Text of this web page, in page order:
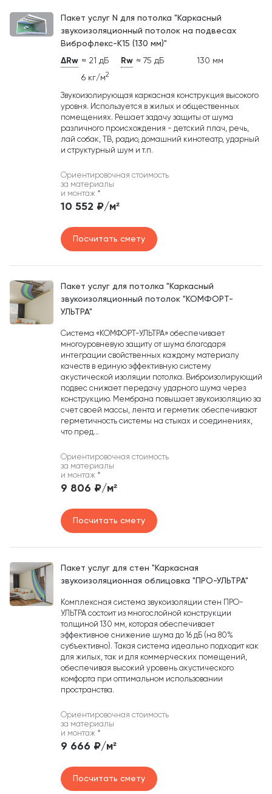
Пакет услуг N для потолка "Каркасный
звукоизоляционный потолок на подвесах
Виброфлекс-К15 (130 мм)"
ΔRw ≈ 21 дБ Rw ≈ 75 дБ
130 мм
6 кг/м2
Звукоизолирующая каркасная конструкция высокого
уровня. Используется в жилых и общественных
помещениях. Решает задачу защиты от шума
различного происхождения - детский плач, речь,
лай собак, ТВ, радио, домашний кинотеатр, ударный
и структурный шум и т.п.
Ориентировочная стоимость
за материалы
и монтаж *
10 552 ₽/м²
Посчитать смету
Пакет услуг для потолка "Каркасный
звукоизоляционный потолок "КОМФОРТ-
УЛЬТРА"
Система «КОМФОРТ-УЛЬТРА» обеспечивает
многоуровневую защиту от шума благодаря
интеграции свойственных каждому материалу
качеств в единую эффективную систему
акустической изоляции потолка. Виброизолирующий
подвес снижает передачу ударного шума через
конструкцию. Мембрана повышает звукоизоляцию за
счет своей массы, лента и герметик обеспечивают
герметичность системы на стыках и соединениях,
что пред...
Ориентировочная стоимость
за материалы
и монтаж *
9 806 ₽/м²
Посчитать смету
Пакет услуг для стен "Каркасная
звукоизоляционная облицовка "ПРО-УЛЬТРА"
Комплексная система звукоизоляции стен ПРО-
УЛЬТРА состоит из многослойной конструкции
толщиной 130 мм, которая обеспечивает
эффективное снижение шума до 16 дБ (на 80%
субъективно). Такая система идеально подходит как
для жилых, так и для коммерческих помещений,
обеспечивая высокий уровень акустического
комфорта при оптимальном использовании
пространства.
Ориентировочная стоимость
за материалы
и монтаж *
9 666 ₽/м²
Посчитать смету